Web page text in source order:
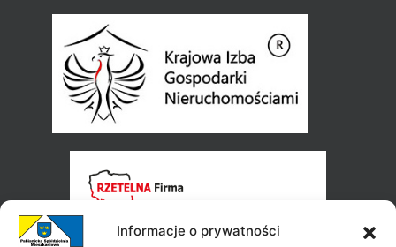
Informacje o prywatności